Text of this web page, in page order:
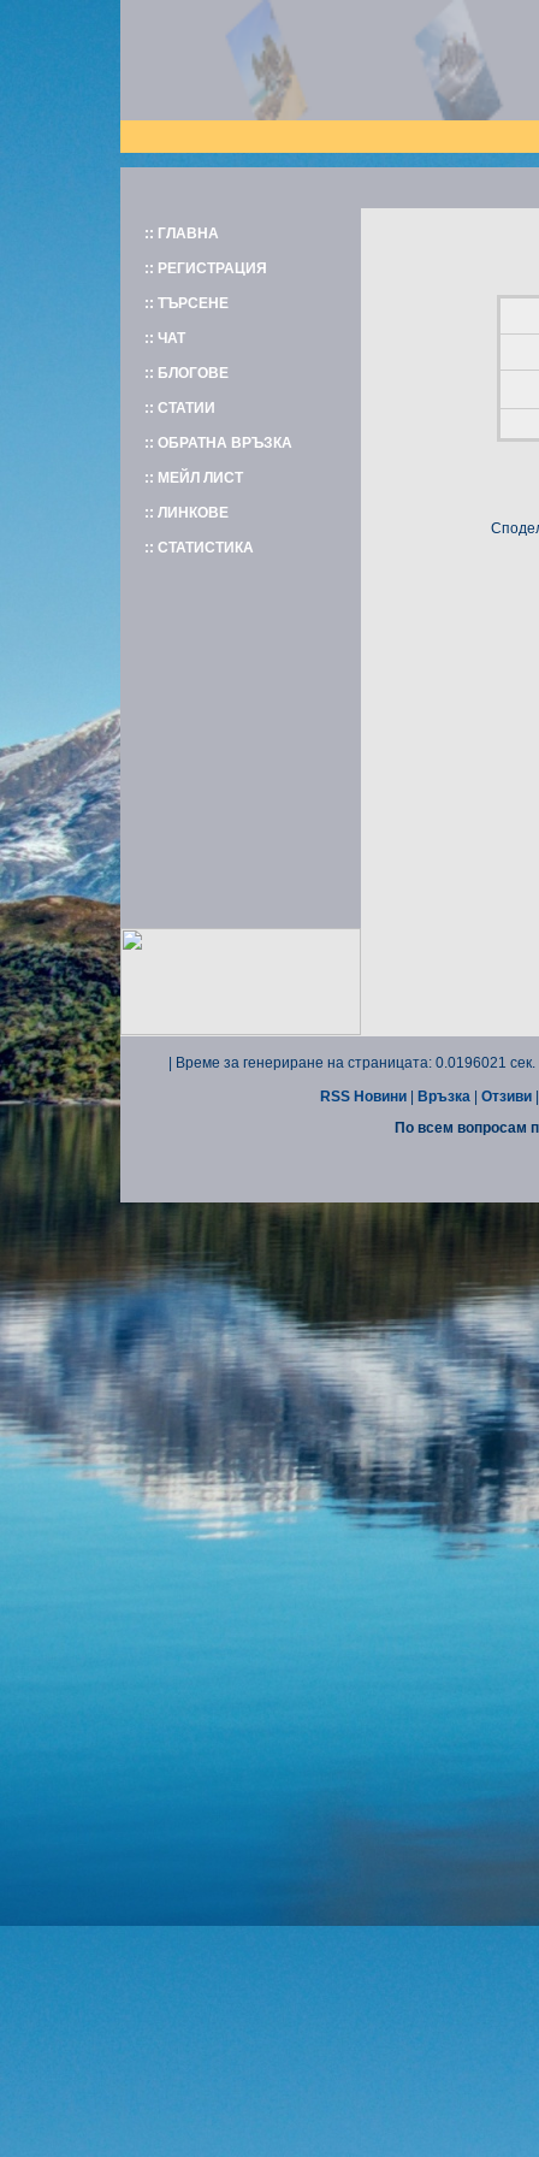
:: ГЛАВНА
:: РЕГИСТРАЦИЯ
:: ТЪРСЕНЕ
:: ЧАТ
:: БЛОГОВЕ
:: СТАТИИ
:: ОБРАТНА ВРЪЗКА
:: МЕЙЛ ЛИСТ
:: ЛИНКОВЕ
:: СТАТИСТИКА
| Време за генериране на страницата: 0.0196021
RSS Новини
Връзка Отзиви
По всем вопросам